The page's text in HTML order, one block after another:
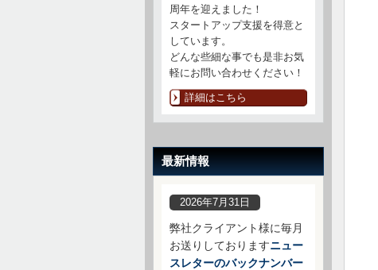
周年を迎えました！
スタートアップ支援を得意と
しています。
どんな些細な事でも是非お気
軽にお問い合わせください！
詳細はこちら
最新情報
2026年7月31日
弊社クライアント様に毎月
お送りしておりますニュー
スレターのバックナンバー